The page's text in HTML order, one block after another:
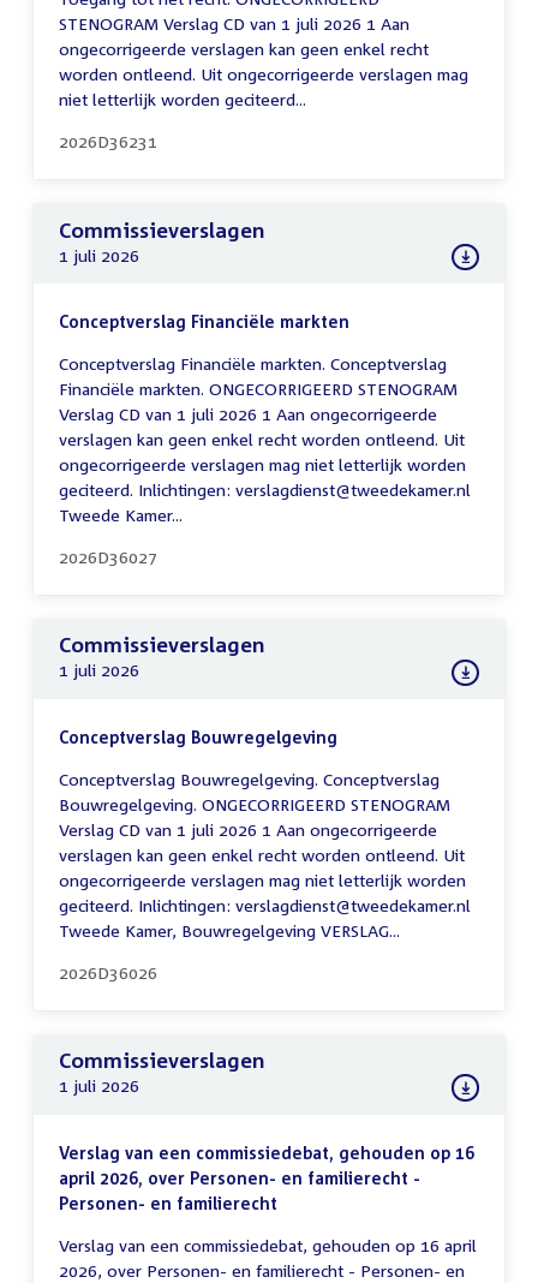
STENOGRAM Verslag CD van 1 juli 2026 1 Aan
ongecorrigeerde verslagen kan geen enkel recht
worden ontleend. Uit ongecorrigeerde verslagen mag
niet letterlijk worden geciteerd...
2026D36231
Commissieverslagen
1 juli 2026
Conceptverslag Financiële markten
Conceptverslag Financiële markten. Conceptverslag
Financiële markten. ONGECORRIGEERD STENOGRAM
Verslag CD van 1 juli 2026 1 Aan ongecorrigeerde
verslagen kan geen enkel recht worden ontleend. Uit
ongecorrigeerde verslagen mag niet letterlijk worden
geciteerd. Inlichtingen: verslagdienst@tweedekamer.nl
Tweede Kamer...
2026D36027
Commissieverslagen
1 juli 2026
Conceptverslag Bouwregelgeving
Conceptverslag Bouwregelgeving. Conceptverslag
Bouwregelgeving. ONGECORRIGEERD STENOGRAM
Verslag CD van 1 juli 2026 1 Aan ongecorrigeerde
verslagen kan geen enkel recht worden ontleend. Uit
ongecorrigeerde verslagen mag niet letterlijk worden
geciteerd. Inlichtingen: verslagdienst@tweedekamer.nl
Tweede Kamer, Bouwregelgeving VERSLAG...
2026D36026
Commissieverslagen
1 juli 2026
Verslag van een commissiedebat, gehouden op 16
april 2026, over Personen- en familierecht -
Personen- en familierecht
Verslag van een commissiedebat, gehouden op 16 april
2026, over Personen- en familierecht - Personen- en